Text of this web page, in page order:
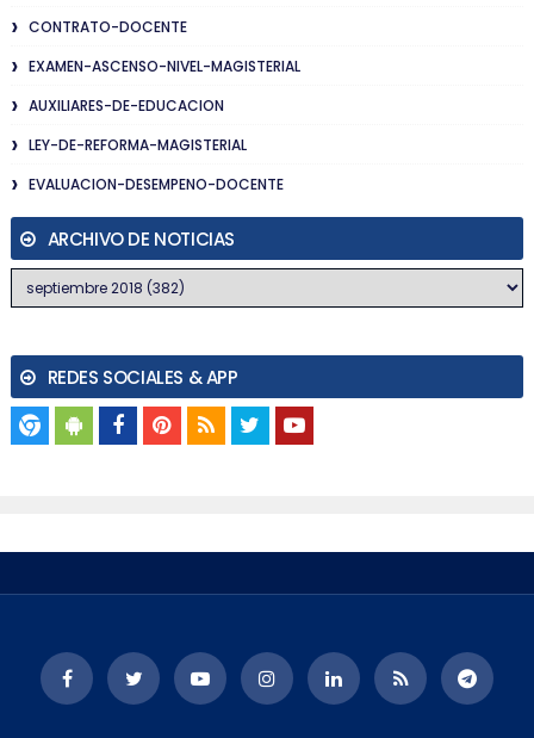
CONTRATO-DOCENTE
EXAMEN-ASCENSO-NIVEL-MAGISTERIAL
AUXILIARES-DE-EDUCACION
LEY-DE-REFORMA-MAGISTERIAL
EVALUACION-DESEMPENO-DOCENTE
ARCHIVO DE NOTICIAS
REDES SOCIALES & APP